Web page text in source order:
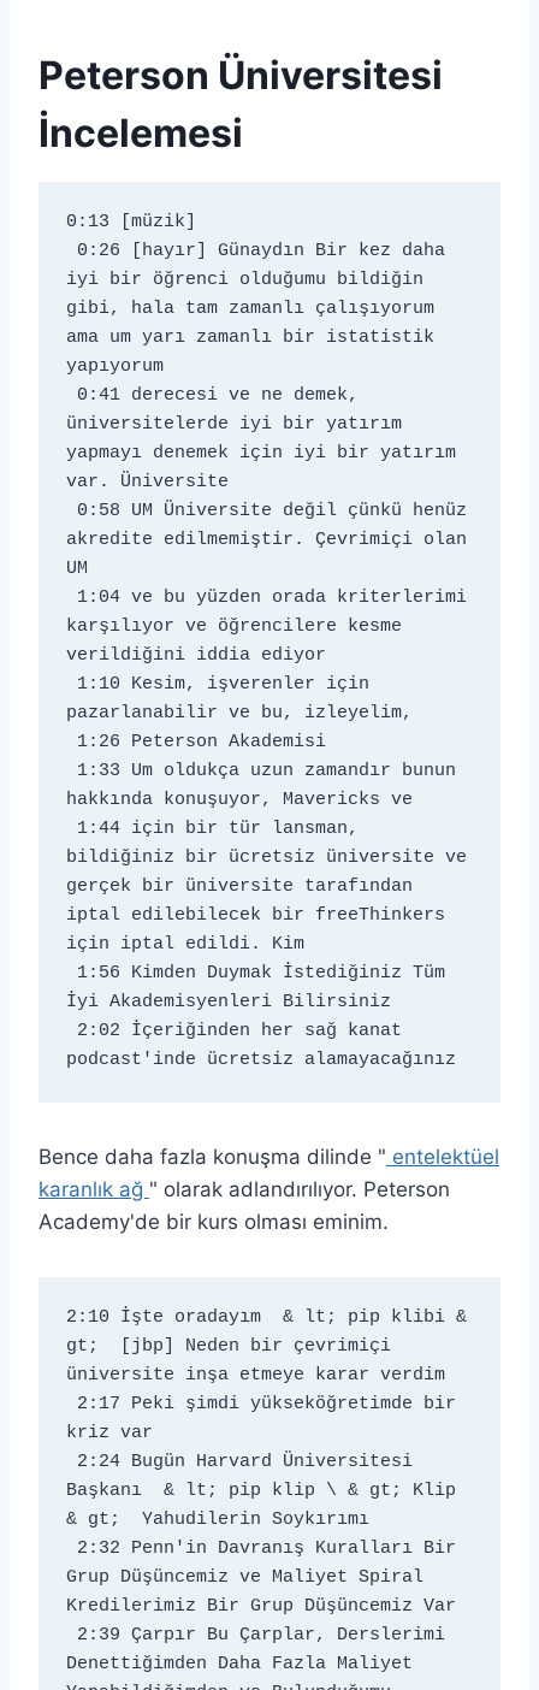
Peterson Üniversitesi
İncelemesi
0:13 [müzik]
iyi bir öğrenci olduğumu bildiğin
gibi, hala tam zamanlı çalışıyorum
ama um yarı zamanlı bir istatistik
yapıyorum
üniversitelerde iyi bir yatırım
yapmayı denemek için iyi bir yatırım
var. Üniversite
akredite edilmemiştir. Çevrimiçi olan
UM
karşılıyor ve öğrencilere kesme
verildiğini iddia ediyor
pazarlanabilir ve bu, izleyelim,
1:26 Peterson Akademisi
hakkında konuşuyor, Mavericks ve
bildiğiniz bir ücretsiz üniversite ve
gerçek bir üniversite tarafından
iptal edilebilecek bir freeThinkers
için iptal edildi. Kim
İyi Akademisyenleri Bilirsiniz
podcast'inde ücretsiz alamayacağınız
Bence daha fazla konuşma dilinde " entelektüel
karanlık ağ " olarak adlandırılıyor. Peterson
Academy'de bir kurs olması eminim.
2:10 İşte oradayım
& lt; pip klibi &
gt;  [jbp] Neden bir çevrimiçi
üniversite inşa etmeye karar verdim
kriz var
Başkanı
& lt; pip klip \ & gt; Klip
& gt;  Yahudilerin Soykırımı
Grup Düşüncemiz ve Maliyet Spiral
Kredilerimiz Bir Grup Düşüncemiz Var
Denettiğimden Daha Fazla Maliyet